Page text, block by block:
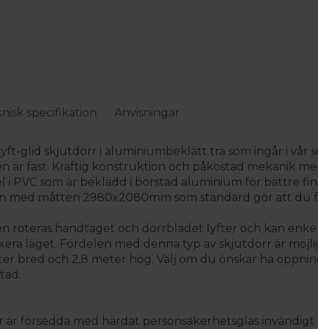
specifikation Anvisningar
glid skjutdörr i aluminiumbeklätt trä som ingår i vår
är fast. Kraftig konstruktion och påkostad mekanik
i PVC som är beklädd i borstad aluminium för bättre
med måtten 2980x2080mm som standard gör att du
roteras handtaget och dörrbladet lyfter och kan
läget. Fördelen med denna typ av skjutdörr är
bred och 2,8 meter hög. Välj om du önskar ha
är försedda med härdat personsäkerhetsglas